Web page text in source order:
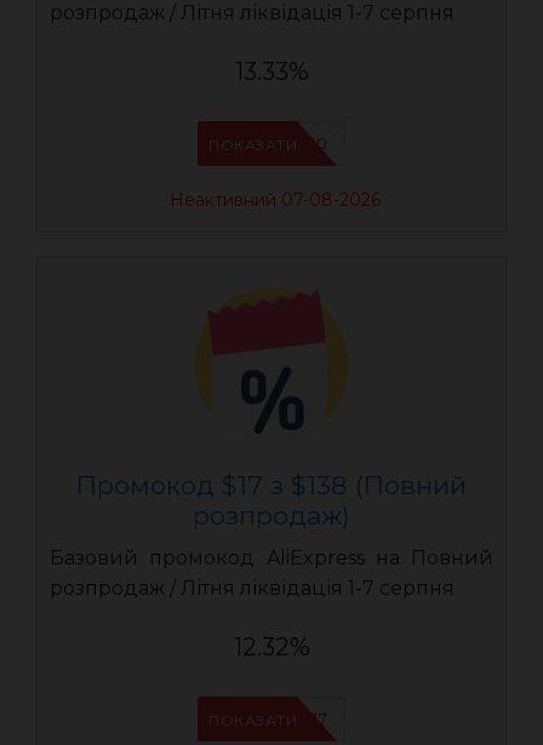
розпродаж / Літня ліквідація 1-7 серпня
13.33%
UASC10
ПОКАЗАТИ
Неактивний 07-08-2026
Промокод $17 з $138 (Повний
розпродаж)
Базовий промокод AliExpress на Повний
розпродаж / Літня ліквідація 1-7 серпня
12.32%
UASC17
ПОКАЗАТИ